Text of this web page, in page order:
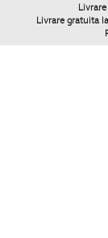
Livrare gratuita